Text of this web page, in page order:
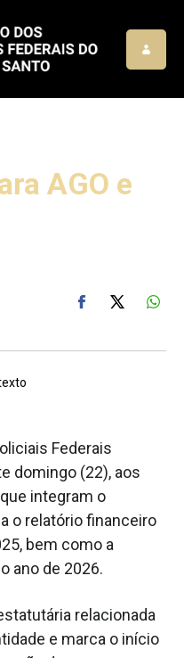
AGO e
Federais
domingo (22), aos
integram o
o relatório financeiro
bem como a
ano de 2026.
relacionada
e marca o início